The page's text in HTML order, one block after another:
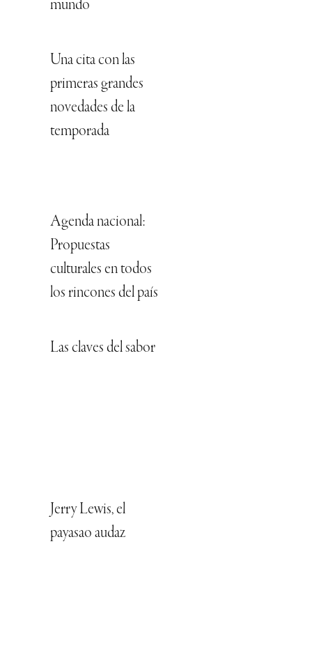
mundo
Una cita con las
primeras grandes
novedades de la
temporada
Agenda nacional:
Propuestas
culturales en todos
los rincones del país
Las claves del sabor
Jerry Lewis, el
payasao audaz